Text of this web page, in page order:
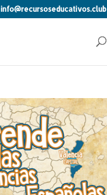
info@recursoseducativos.club